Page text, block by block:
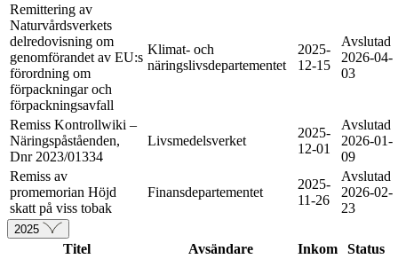
Remittering av
Naturvårdsverkets
delredovisning om
genomförandet av EU:s
förordning om
förpackningar och
förpackningsavfall
Klimat- och
näringslivsdepartementet
2025-
12-15
Avslutad
2026-04-
03
Remiss Kontrollwiki –
Näringspåståenden,
Dnr 2023/01334
Livsmedelsverket
2025-
12-01
Avslutad
2026-01-
09
Remiss av
promemorian Höjd
skatt på viss tobak
Finansdepartementet
2025-
11-26
Avslutad
2026-02-
23
2025
Titel Avsändare Inkom
Status